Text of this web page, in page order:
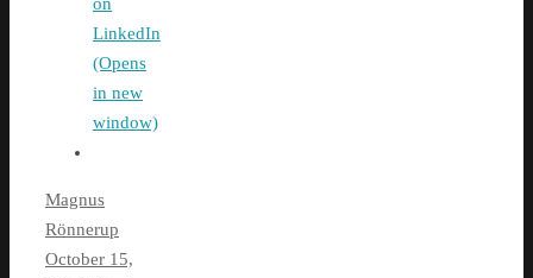
LinkedIn
(Opens
in new
window)
Magnus
Rönnerup
October 15,